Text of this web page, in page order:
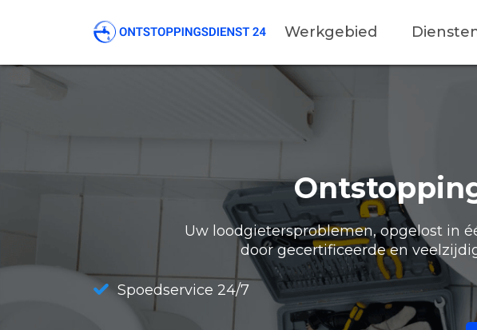
Werkgebied
Uw loodgietersproblemen, opgelost in
door gecertificeerde en
Spoedservice 24/7